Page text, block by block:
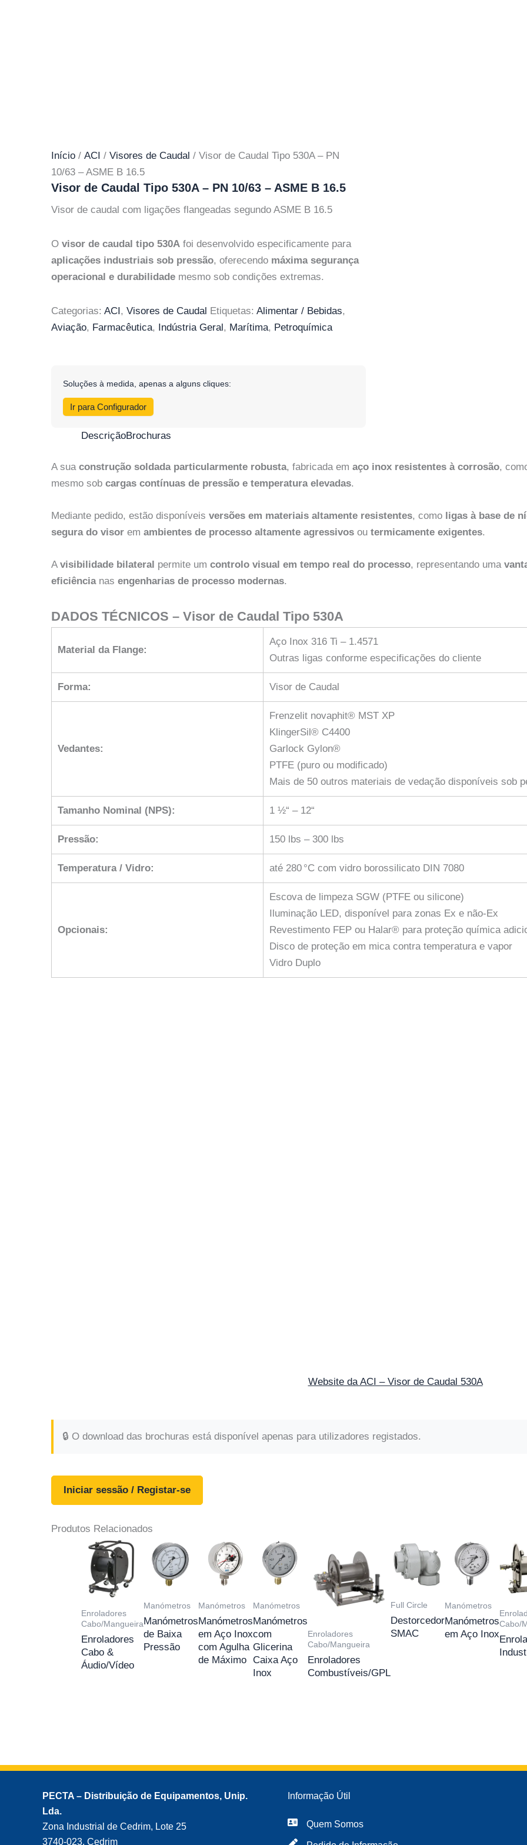
Início / ACI / Visores de Caudal / Visor de Caudal Tipo 530A – PN
10/63 – ASME B 16.5
Visor de Caudal Tipo 530A – PN 10/63 – ASME B 16.5
Visor de caudal com ligações flangeadas segundo ASME B 16.5
O visor de caudal tipo 530A foi desenvolvido especificamente para
aplicações industriais sob pressão, oferecendo máxima segurança
operacional e durabilidade mesmo sob condições extremas.
Categorias: ACI, Visores de Caudal Etiquetas: Alimentar / Bebidas,
Aviação, Farmacêutica, Indústria Geral, Marítima, Petroquímica
Soluções à medida, apenas a alguns cliques:
Ir para Configurador
DescriçãoBrochuras
A sua construção soldada particularmente robusta, fabricada em aço inox resistentes à corrosão,
mesmo sob cargas contínuas de pressão e temperatura elevadas.
Mediante pedido, estão disponíveis versões em materiais altamente resistentes, como ligas à base de
segura do visor em ambientes de processo altamente agressivos ou termicamente exigentes.
A visibilidade bilateral permite um controlo visual em tempo real do processo, representando uma
eficiêncianas engenharias de processo modernas.
DADOS TÉCNICOS – Visor de Caudal Tipo 530A
Material da Flange:
Aço Inox 316 Ti – 1.4571
Outras ligas conforme especificações do cliente
Forma: Visor de Caudal
Vedantes:
Frenzelit novaphit® MST XP
KlingerSil® C4400
Garlock Gylon®
PTFE (puro ou modificado)
Mais de 50 outros materiais de vedação disponíveis sob
Tamanho Nominal (NPS): 1 ½“ – 12“
Pressão: 150 lbs – 300 lbs
Temperatura / Vidro: até 280 °C com vidro borossilicato DIN 7080
Opcionais:
Escova de limpeza SGW (PTFE ou silicone)
Iluminação LED, disponível para zonas Ex e não-Ex
Revestimento FEP ou Halar® para proteção química
Disco de proteção em mica contra temperatura e vapor
Vidro Duplo
Website da ACI – Visor de Caudal 530A
🔒 O download das brochuras está disponível apenas para utilizadores registados.
Iniciar sessão / Registar-se
Produtos Relacionados
Enroladores
Cabo/Mangueira
Enroladores
Cabo &
Áudio/Vídeo
Manómetros
Manómetros
de Baixa
Pressão
Manómetros
Manómetros
em Aço Inox
com Agulha
de Máximo
Manómetros
Manómetros
com
Glicerina
Caixa Aço
Inox
Enroladores
Cabo/Mangueira
Enroladores
Combustíveis/GPL
Full Circle
Destorcedor
SMAC
Manómetros
Manómetros
em Aço Inox
Cabo/
PECTA – Distribuição de Equipamentos, Unip.
Lda.
Zona Industrial de Cedrim, Lote 25
3740-023, Cedrim
Informação Útil
Quem Somos